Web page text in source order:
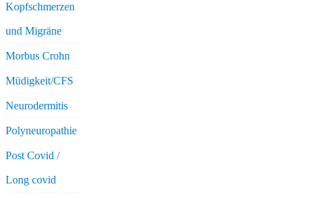
Kopfschmerzen
und Migräne
Morbus Crohn
Müdigkeit/CFS
Neurodermitis
Polyneuropathie
Post Covid /
Long covid